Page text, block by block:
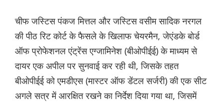
चीफ जस्टिस पंकज मित्तल और जस्टिस वसीम सादिक नरगल
की पीठ रिट कोर्ट के फैसले के खिलाफ चेयरमैन, जेएंडके बोर्ड
ऑफ प्रोफेशनल एंट्रेंस एग्जामिनेश (बीओपीईई) के माध्यम से
दायर एक अपील पर सुनवाई कर रही थी, जिसके तहत
बीओपीईई को एमडीएस (मास्टर ऑफ डेंटल सर्जरी) की एक सीट
अगले सत्र में आरक्षित रखने का निर्देश दिया गया था, जिसमें